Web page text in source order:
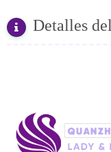
Detalles